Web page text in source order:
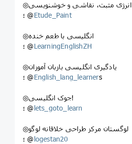
◎انرژی مثبت، نقاشی و خوشنویسی
؛ @Etude_Paint
◎انگلیسی با طعم خنده
؛ @LearningEnglishZH
◎یادگیری انگلیسی بازبان آموزان
؛ @English_lang_learners
◎جوک انگلیسی!
؛ @lets_goto_learn
◎لوگستان مرکز طراحی خلاقانه لوگو
؛ @logestan20